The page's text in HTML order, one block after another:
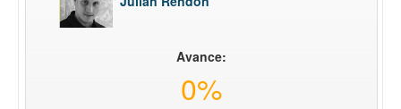
Avance:
0%